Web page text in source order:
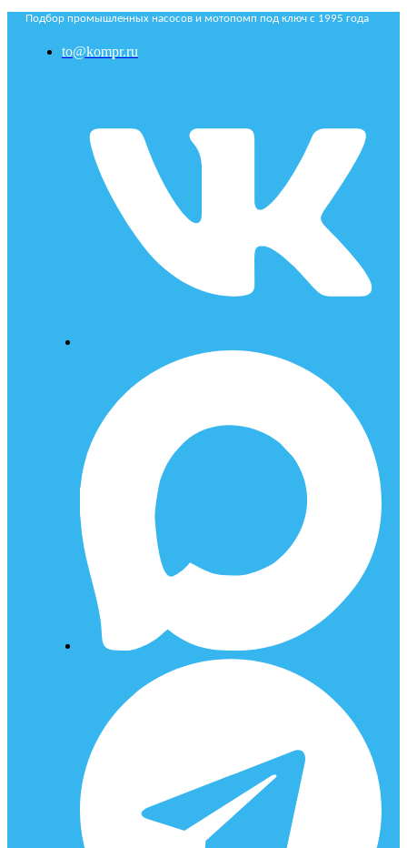
Подбор промышленных насосов и мотопомп под ключ с 1995 года
to@kompr.ru